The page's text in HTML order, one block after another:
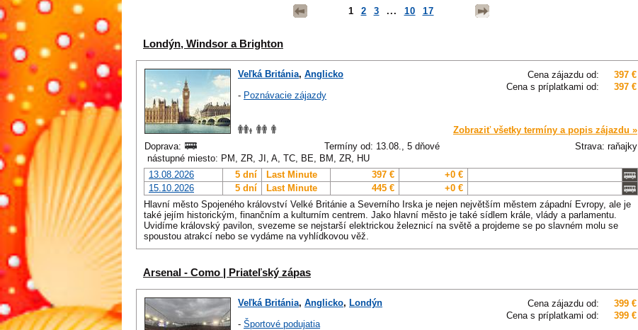
1 2 3 ... 10 17
Londýn, Windsor a Brighton
Cena zájazdu od:
397 €
Cena s príplatkami od:
397 €
Veľká Británia, Anglicko
- Poznávacie zájazdy
Zobraziť všetky termíny a popis zájazdu »
Doprava:
Termíny od: 13.08., 5 dňové
Strava: raňajky
nástupné miesto: PM, ZR, JI, A, TC, BE, BM, ZR, HU
13.08.2026
5 dní Last Minute 397 €
+0 €
15.10.2026
5 dní Last Minute 445 €
+0 €
Hlavní město Spojeného království Velké Británie a Severního Irska je nejen největším městem západní Evropy, ale je
také jejím historickým, finančním a kulturním centrem. Jako hlavní město je také sídlem krále, vlády a parlamentu.
Uvidíme královský pavilon, svezeme se nejstarší elektrickou železnicí na světě a projdeme se po slavném molu se
spoustou atrakcí nebo se vydáme na vyhlídkovou věž.
Arsenal - Como | Priateľský zápas
Cena zájazdu od:
399 €
Cena s príplatkami od:
399 €
Veľká Británia, Anglicko, Londýn
- Športové podujatia